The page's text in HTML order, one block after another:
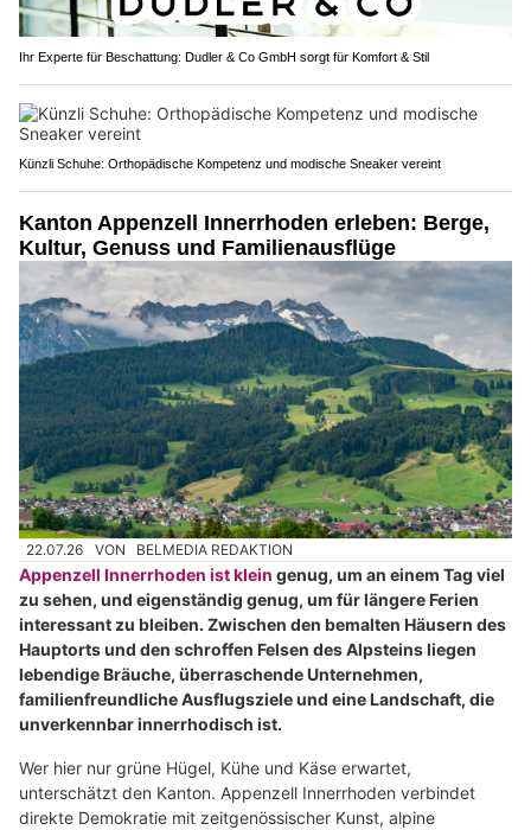
Ihr Experte für Beschattung: Dudler & Co GmbH sorgt für Komfort & Stil
Künzli Schuhe: Orthopädische Kompetenz und modische Sneaker vereint
Kanton Appenzell Innerrhoden erleben: Berge,
Kultur, Genuss und Familienausflüge
22.07.26 VON BELMEDIA REDAKTION
Appenzell Innerrhoden ist klein genug, um an einem Tag viel
zu sehen, und eigenständig genug, um für längere Ferien
interessant zu bleiben. Zwischen den bemalten Häusern des
Hauptorts und den schroffen Felsen des Alpsteins liegen
lebendige Bräuche, überraschende Unternehmen,
familienfreundliche Ausflugsziele und eine Landschaft, die
unverkennbar innerrhodisch ist.
Wer hier nur grüne Hügel, Kühe und Käse erwartet,
unterschätzt den Kanton. Appenzell Innerrhoden verbindet
direkte Demokratie mit zeitgenössischer Kunst, alpine